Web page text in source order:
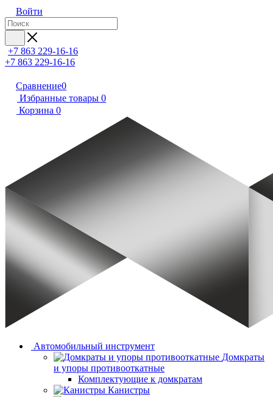
Войти
+7 863 229-16-16
+7 863 229-16-16
Сравнение0
Избранные товары 0
Корзина 0
Автомобильный инструмент
Домкраты
и упоры противооткатные
Комплектующие к домкратам
Канистры